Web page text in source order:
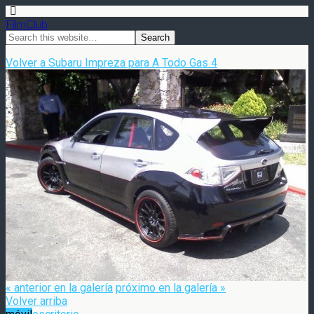
FilmClub
Volver a Subaru Impreza para A Todo Gas 4
« anterior en la galería próximo en la galería »
Volver arriba